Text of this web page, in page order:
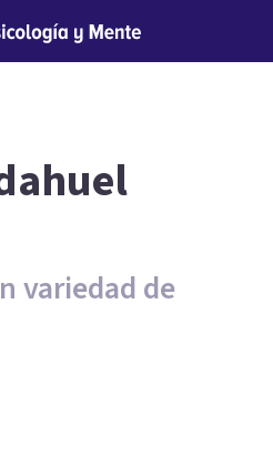
variedad de